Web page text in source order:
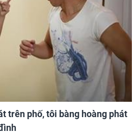
trên phố, tôi bàng hoàng phát